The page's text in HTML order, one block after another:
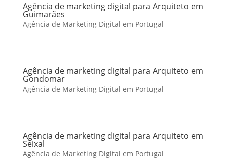
Agência de marketing digital para Arquiteto em
Guimarães
Agência de Marketing Digital em Portugal
Agência de marketing digital para Arquiteto em
Gondomar
Agência de Marketing Digital em Portugal
Agência de marketing digital para Arquiteto em
Seixal
Agência de Marketing Digital em Portugal